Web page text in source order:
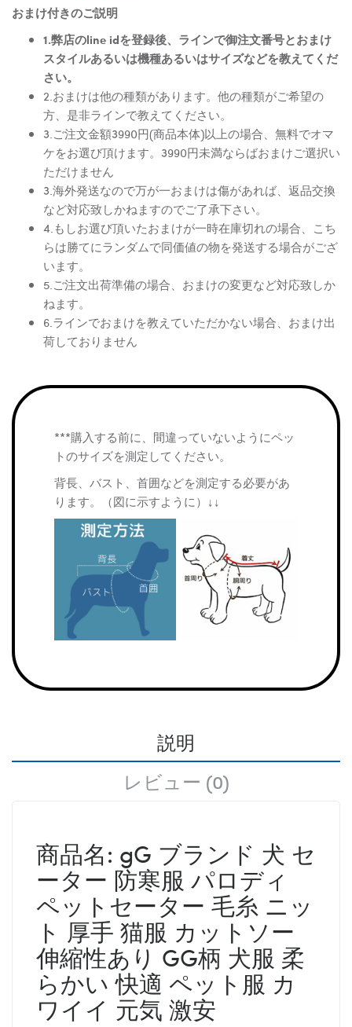
おまけ付きのご説明
1.弊店のline idを登録後、ラインで御注文番号とおまけ
スタイルあるいは機種あるいはサイズなどを教えてくだ
さい。
2.おまけは他の種類があります。他の種類がご希望の
方、是非ラインで教えてください。
3.ご注文金額3990円(商品本体)以上の場合、無料でオマ
ケをお選び頂けます。3990円未満ならばおまけご選択い
ただけません
3.海外発送なので万が一おまけは傷があれば、返品交換
など対応致しかねますのでご了承下さい。
4.もしお選び頂いたおまけが一時在庫切れの場合、こち
らは勝てにランダムで同価値の物を発送する場合がござ
います。
5.ご注文出荷準備の場合、おまけの変更など対応致しか
ねます。
6.ラインでおまけを教えていただかない場合、おまけ出
荷しておりません
***購入する前に、間違っていないようにペッ
トのサイズを測定してください。
背長、バスト、首囲などを測定する必要があ
ります。（図に示すように）↓↓
説明
レビュー (0)
商品名: gG ブランド 犬 セ
ーター 防寒服 パロディ
ペットセーター 毛糸 ニッ
ト 厚手 猫服 カットソー
伸縮性あり GG柄 犬服 柔
らかい 快適 ペット服 カ
ワイイ 元気 激安